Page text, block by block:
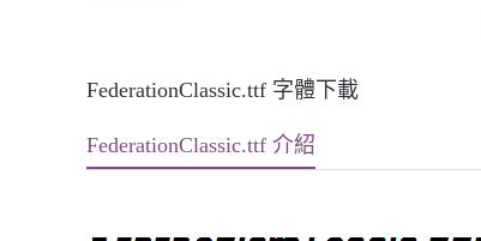
FederationClassic.ttf 字體下載
FederationClassic.ttf 介紹